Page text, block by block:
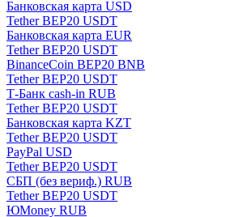
Банковская карта USD
Tether BEP20 USDT
Банковская карта EUR
Tether BEP20 USDT
BinanceCoin BEP20 BNB
Tether BEP20 USDT
Т-Банк cash-in RUB
Tether BEP20 USDT
Банковская карта KZT
Tether BEP20 USDT
PayPal USD
Tether BEP20 USDT
СБП (без вериф.) RUB
Tether BEP20 USDT
ЮMoney RUB